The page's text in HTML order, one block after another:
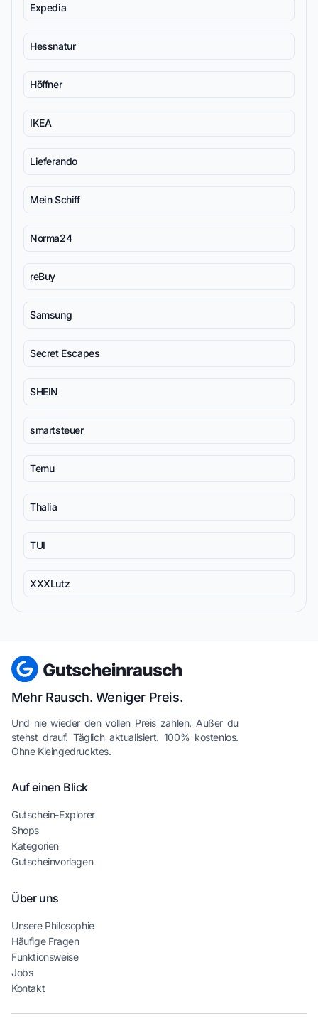
Expedia
Hessnatur
Höffner
IKEA
Lieferando
Mein Schiff
Norma24
reBuy
Samsung
Secret Escapes
SHEIN
smartsteuer
Temu
Thalia
TUI
XXXLutz
Mehr Rausch. Weniger Preis.
Und nie wieder den vollen Preis zahlen. Außer du
stehst drauf. Täglich aktualisiert. 100% kostenlos.
Ohne Kleingedrucktes.
Auf einen Blick
Gutschein-Explorer
Shops
Kategorien
Gutscheinvorlagen
Über uns
Unsere Philosophie
Häufige Fragen
Funktionsweise
Jobs
Kontakt